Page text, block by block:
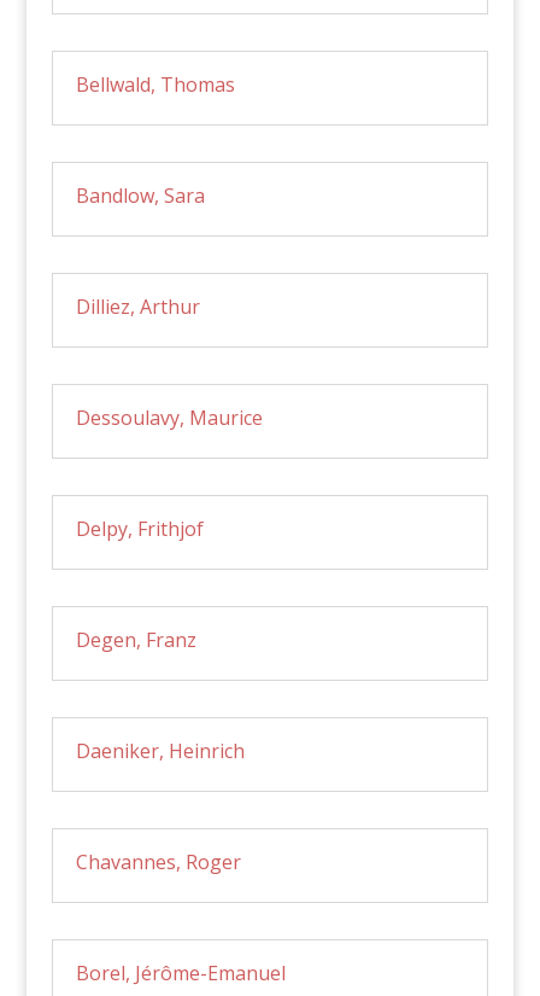
Bellwald, Thomas
Bandlow, Sara
Dilliez, Arthur
Dessoulavy, Maurice
Delpy, Frithjof
Degen, Franz
Daeniker, Heinrich
Chavannes, Roger
Borel, Jérôme-Emanuel